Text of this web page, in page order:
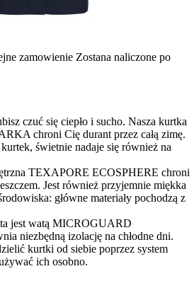
zamowienie Zostana naliczone po
czuć się ciepło i sucho. Nasza kurtka
chroni Cię durant przez całą zimę.
świetnie nadaje się również na
TEXAPORE ECOSPHERE chroni
Jest również przyjemnie miękka
główne materiały pochodzą z
jest watą MICROGUARD
niezbędną izolację na chłodne dni.
kurtki od siebie poprzez system
ich osobno.